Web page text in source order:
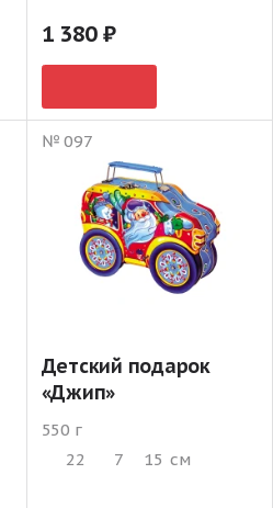
1 380
№ 097
Детский подарок
«Джип»
550 г
22
7 15 см